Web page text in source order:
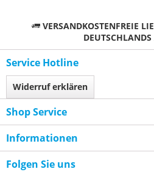
VERSANDKOSTENFREIE
Service Hotline
Widerruf erklären
Shop Service
Informationen
Folgen Sie uns